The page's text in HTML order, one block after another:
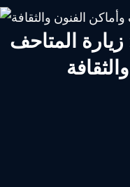
زيارة المتاحف